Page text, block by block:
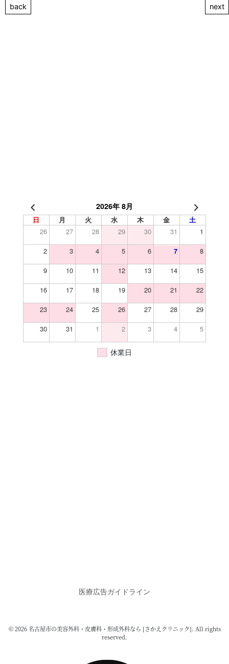
back next
2026年 8月
日 月 火 水 木 金 土
26 27 28 29 30 31
1
2
3 4 5 6 7
8
9
10 11 12 13 14
15
16
17 18 19 20 21
22
23
24 25 26 27 28
29
30
31 1 2 3 4 5
休業日
医療広告ガイドライン
© 2026 名古屋市の美容外科・皮膚科・形成外科なら [さかえクリニック]. All rights
reserved.